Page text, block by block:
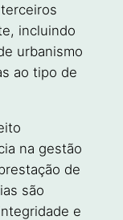
incluindo
urbanismo
ao tipo de
na gestão
de
são
e